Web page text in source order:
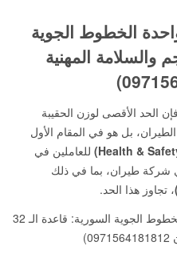
الخطوط الجوية
قاعدة الـ 32 كجم والسلامة المهنية
الحد الأقصى لوزن الحقيبة
بل هو في المقام الأول
للعاملين في
شركة طيران، بما في ذلك
، تجاوز هذا الحد.